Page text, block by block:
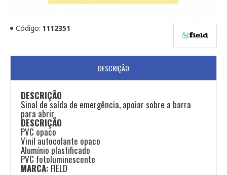
Código: 1112351
DESCRIÇÃO
DESCRIÇÃO
Sinal de saída de emergência, apoiar sobre a barra
para abrir
DESCRIÇÃO
PVC opaco
Vinil autocolante opaco
Alumínio plastificado
PVC fotoluminescente
MARCA: FIELD